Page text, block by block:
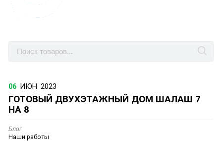
06 ИЮН 2023
ГОТОВЫЙ ДВУХЭТАЖНЫЙ ДОМ ШАЛАШ 7
НА 8
Блог
Наши работы